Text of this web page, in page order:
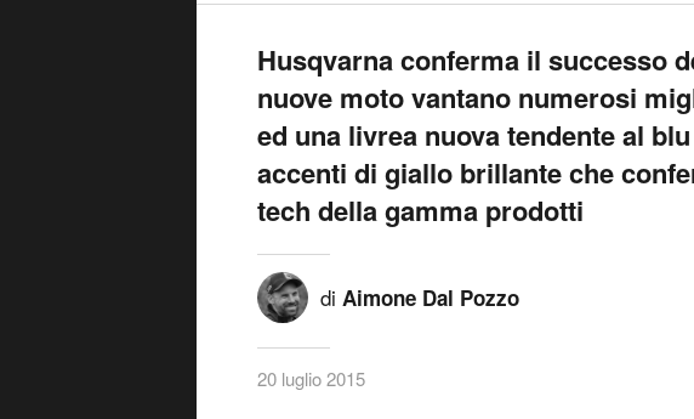
Husqvarna conferma il successo
nuove moto vantano numerosi
ed una livrea nuova tendente al
accenti di giallo brillante che
tech della gamma prodotti
di Aimone Dal Pozzo
20 luglio 2015